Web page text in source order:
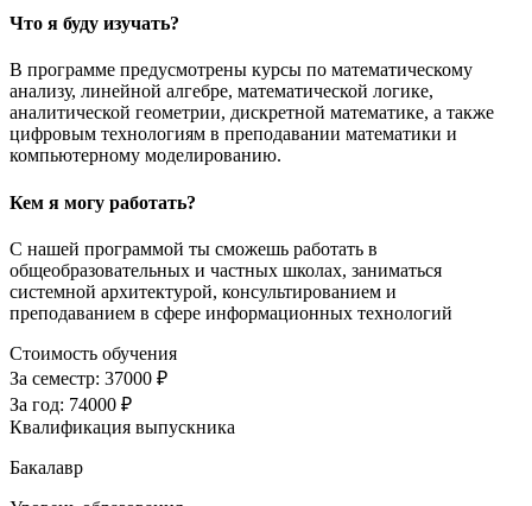
Что я буду изучать?
В программе предусмотрены курсы по математическому
анализу, линейной алгебре, математической логике,
аналитической геометрии, дискретной математике, а также
цифровым технологиям в преподавании математики и
компьютерному моделированию.
Кем я могу работать?
С нашей программой ты сможешь работать в
общеобразовательных и частных школах, заниматься
системной архитектурой, консультированием и
преподаванием в сфере информационных технологий
Стоимость обучения
За семестр: 37000 ₽
За год: 74000 ₽
Квалификация выпускника
Бакалавр